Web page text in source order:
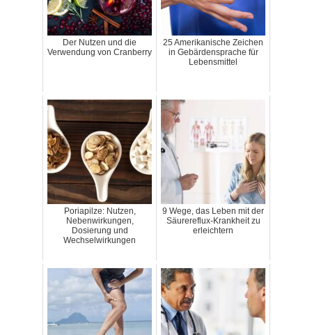
Der Nutzen und die
Verwendung von Cranberry
25 Amerikanische Zeichen
in Gebärdensprache für
Lebensmittel
Poriapilze: Nutzen,
Nebenwirkungen,
Dosierung und
Wechselwirkungen
9 Wege, das Leben mit der
Säurereflux-Krankheit zu
erleichtern